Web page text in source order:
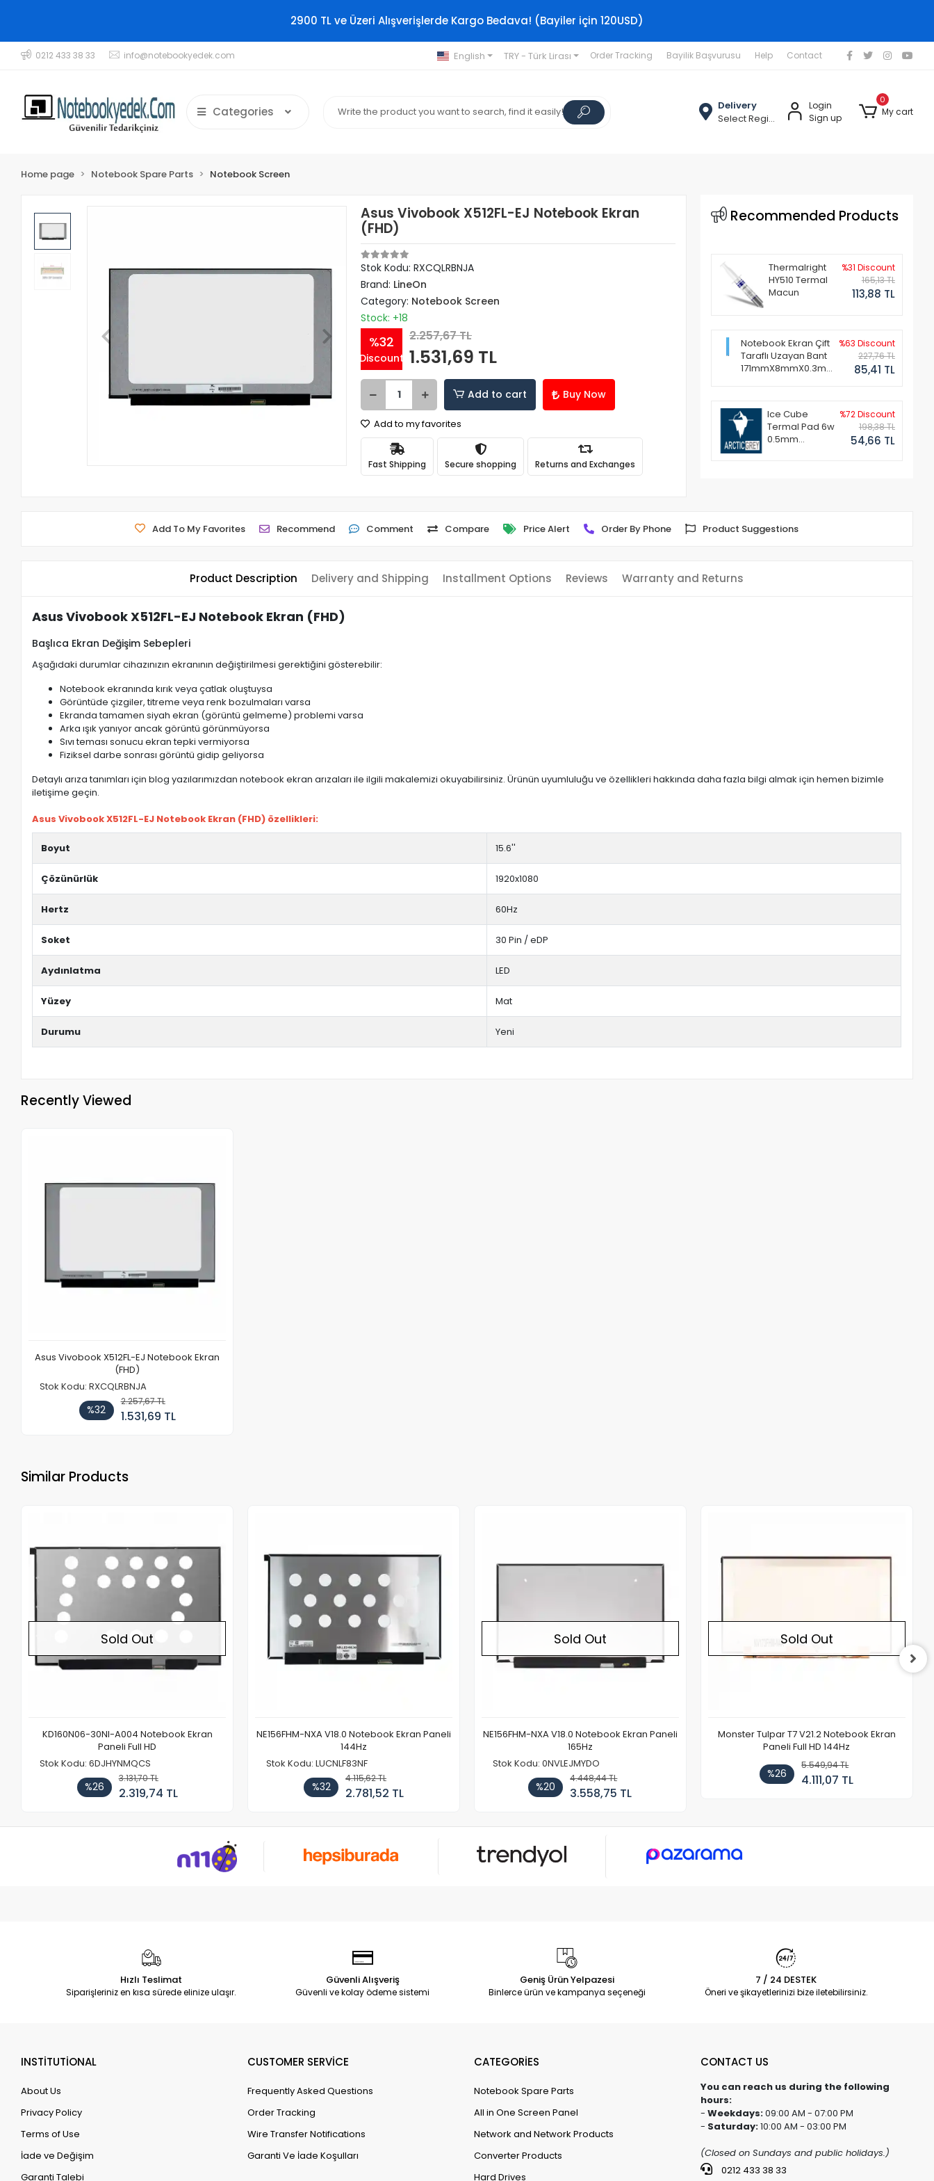
2900 TL ve Üzeri Alışverişlerde Kargo Bedava! (Bayiler için 120USD)
0212 433 38 33 info@notebookyedek.com English TRY - Türk Lirası Order Tracking Bayilik Başvurusu Help Contact
Categories
Delivery
Select Region
Login
Sign up
0
My cart
Home page Notebook Spare Parts Notebook Screen
Asus Vivobook X512FL-EJ Notebook Ekran
(FHD)
Stok Kodu: RXCQLRBNJA
Brand: LineOn
Category: Notebook Screen
Stock: +18
%32
Discount
2.257,67 TL
1.531,69 TL
Add to cart Buy Now
Add to my favorites
Fast Shipping Secure shopping Returns and Exchanges
Recommended Products
Thermalright
HY510 Termal
Macun
%31 Discount
165,13 TL
113,88 TL
Notebook Ekran Çift
Taraflı Uzayan Bant
171mmX8mmX0.3mm
%63 Discount
227,76 TL
85,41 TL
Ice Cube
Termal Pad 6w
0.5mm
%72 Discount
198,38 TL
54,66 TL
Add To My Favorites Recommend Comment Compare Price Alert Order By Phone Product Suggestions
Product Description Delivery and Shipping Installment Options Reviews Warranty and Returns
Asus Vivobook X512FL-EJ Notebook Ekran (FHD)
Başlıca Ekran Değişim Sebepleri
Aşağıdaki durumlar cihazınızın ekranının değiştirilmesi gerektiğini gösterebilir:
Notebook ekranında kırık veya çatlak oluştuysa
Görüntüde çizgiler, titreme veya renk bozulmaları varsa
Ekranda tamamen siyah ekran (görüntü gelmeme) problemi varsa
Arka ışık yanıyor ancak görüntü görünmüyorsa
Sıvı teması sonucu ekran tepki vermiyorsa
Fiziksel darbe sonrası görüntü gidip geliyorsa
Detaylı arıza tanımları için blog yazılarımızdan notebook ekran arızaları ile ilgili makalemizi okuyabilirsiniz. Ürünün uyumluluğu ve özellikleri hakkında daha fazla bilgi almak için hemen bizimle
iletişime geçin.
Asus Vivobook X512FL-EJ Notebook Ekran (FHD) özellikleri:
Boyut 15.6''
Çözünürlük 1920x1080
Hertz 60Hz
Soket 30 Pin / eDP
Aydınlatma LED
Yüzey Mat
Durumu Yeni
Recently Viewed
Asus Vivobook X512FL-EJ Notebook Ekran
(FHD)
Stok Kodu: RXCQLRBNJA
%32
2.257,67 TL
1.531,69 TL
Similar Products
Sold Out
KD160N06-30NI-A004 Notebook Ekran
Paneli Full HD
Stok Kodu: 6DJHYNMQCS
%26
3.131,70 TL
2.319,74 TL
NE156FHM-NXA V18.0 Notebook Ekran Paneli
144Hz
Stok Kodu: LUCNLF83NF
%32
4.115,62 TL
2.781,52 TL
Sold Out
NE156FHM-NXA V18.0 Notebook Ekran Paneli
165Hz
Stok Kodu: 0NVLEJMYDO
%20
4.448,44 TL
3.558,75 TL
Sold Out
Monster Tulpar T7 V21.2 Notebook Ekran
Paneli Full HD 144Hz
%26
5.549,94 TL
4.111,07 TL
Hızlı Teslimat
Siparişleriniz en kısa sürede elinize ulaşır.
Güvenli Alışveriş
Güvenli ve kolay ödeme sistemi
Geniş Ürün Yelpazesi
Binlerce ürün ve kampanya seçeneği
7 / 24 DESTEK
Öneri ve şikayetlerinizi bize iletebilirsiniz.
INSTİTUTİONAL
About Us
Privacy Policy
Terms of Use
İade ve Değişim
Garanti Talebi
CUSTOMER SERVİCE
Frequently Asked Questions
Order Tracking
Wire Transfer Notifications
Garanti Ve İade Koşulları
CATEGORİES
Notebook Spare Parts
All in One Screen Panel
Network and Network Products
Converter Products
Hard Drives
CONTACT US
You can reach us during the following
hours:
- Weekdays:09:00 AM - 07:00 PM
- Saturday:10:00 AM - 03:00 PM
(Closed on Sundays and public holidays.)
0212 433 38 33